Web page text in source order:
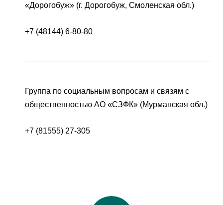
«Дорогобуж» (г. Дорогобуж, Смоленская обл.)
+7 (48144) 6-80-80
Группа по социальным вопросам и связям с
общественностью АО «СЗФК» (Мурманская обл.)
+7 (81555) 27-305